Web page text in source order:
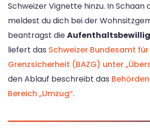
Schweizer Vignette hinzu. In Schaan
meldest du dich bei der
beantragst die
liefert das Schweizer Bundesamt
Grenzsicherheit (BAZG) unter
den Ablauf beschreibt das
Bereich „Umzug“.